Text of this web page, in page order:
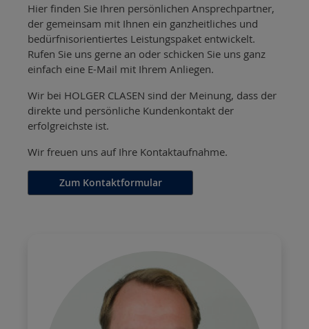
Hier finden Sie Ihren persönlichen Ansprechpartner,
der gemeinsam mit Ihnen ein ganzheitliches und
bedürfnisorientiertes Leistungspaket entwickelt.
Rufen Sie uns gerne an oder schicken Sie uns ganz
einfach eine E-Mail mit Ihrem Anliegen.
Wir bei HOLGER CLASEN sind der Meinung, dass der
direkte und persönliche Kundenkontakt der
erfolgreichste ist.
Wir freuen uns auf Ihre Kontaktaufnahme.
Zum Kontaktformular